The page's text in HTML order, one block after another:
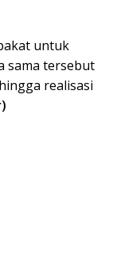
untuk
sama tersebut
realisasi